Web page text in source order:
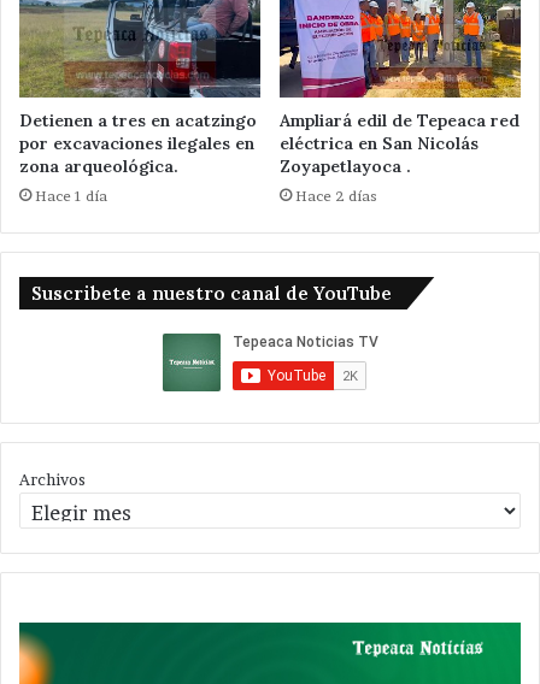
Detienen a tres en acatzingo
por excavaciones ilegales en
zona arqueológica.
Hace 1 día
Ampliará edil de Tepeaca red
eléctrica en San Nicolás
Zoyapetlayoca .
Hace 2 días
Suscribete a nuestro canal de YouTube
Archivos